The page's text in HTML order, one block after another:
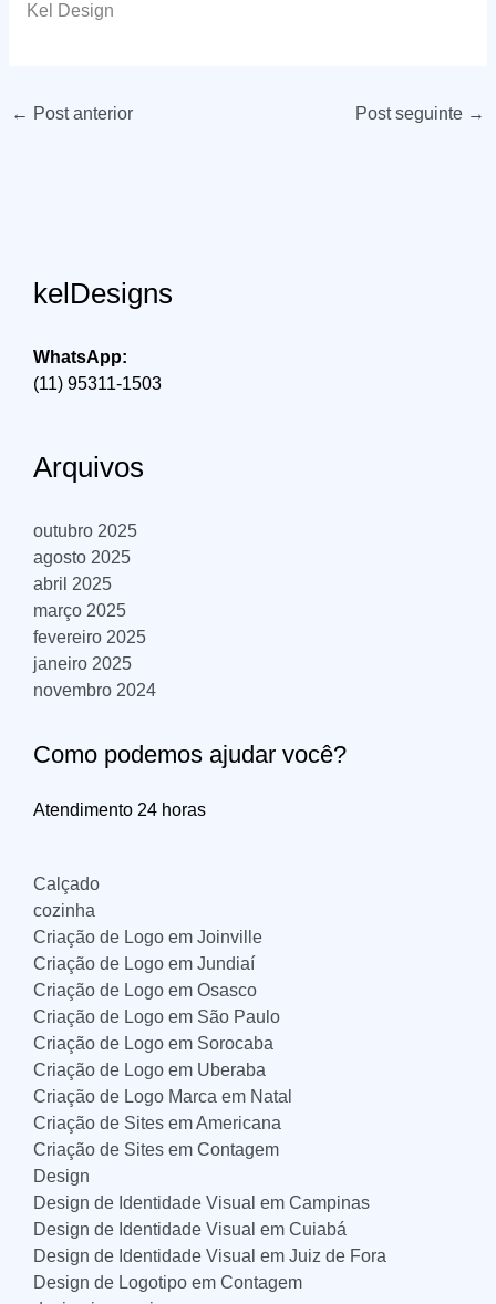
Kel Design
← Post anterior Post seguinte →
kelDesigns
WhatsApp:
(11) 95311-1503
Arquivos
outubro 2025
agosto 2025
abril 2025
março 2025
fevereiro 2025
janeiro 2025
novembro 2024
Como podemos ajudar você?
Atendimento 24 horas
Calçado
cozinha
Criação de Logo em Joinville
Criação de Logo em Jundiaí
Criação de Logo em Osasco
Criação de Logo em São Paulo
Criação de Logo em Sorocaba
Criação de Logo em Uberaba
Criação de Logo Marca em Natal
Criação de Sites em Americana
Criação de Sites em Contagem
Design
Design de Identidade Visual em Campinas
Design de Identidade Visual em Cuiabá
Design de Identidade Visual em Juiz de Fora
Design de Logotipo em Contagem